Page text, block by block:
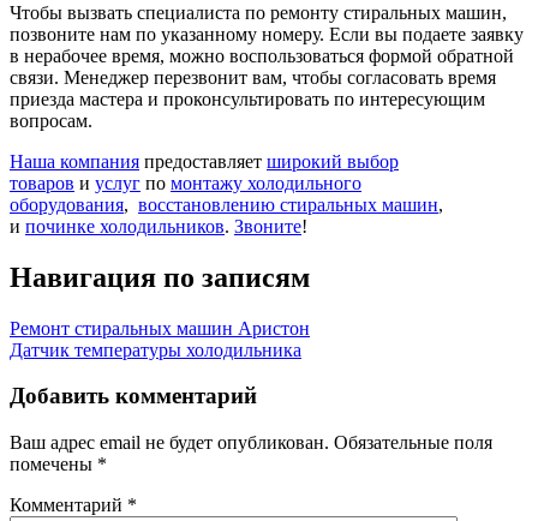
Чтобы вызвать специалиста по ремонту стиральных машин,
позвоните нам по указанному номеру. Если вы подаете заявку
в нерабочее время, можно воспользоваться формой обратной
связи. Менеджер перезвонит вам, чтобы согласовать время
приезда мастера и проконсультировать по интересующим
вопросам.
Наша компания предоставляет широкий выбор
товаров и услуг по монтажу холодильного
оборудования, восстановлению стиральных машин,
и починке холодильников. Звоните!
Навигация по записям
Ремонт стиральных машин Аристон
Датчик температуры холодильника
Добавить комментарий
Ваш адрес email не будет опубликован. Обязательные поля
помечены *
Комментарий *